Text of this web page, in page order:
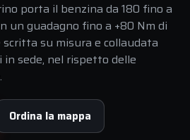
porta il benzina da 180 fino a
un guadagno fino a +80 Nm di
su misura e collaudata
sede, nel rispetto delle
Ordina la mappa